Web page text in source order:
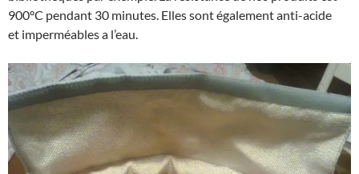
900°C pendant 30 minutes. Elles sont également anti-acide
et imperméables a l’eau.